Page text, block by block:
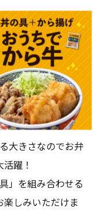
大きさなのでお弁
躍！
」を組み合わせる
しみいただけま